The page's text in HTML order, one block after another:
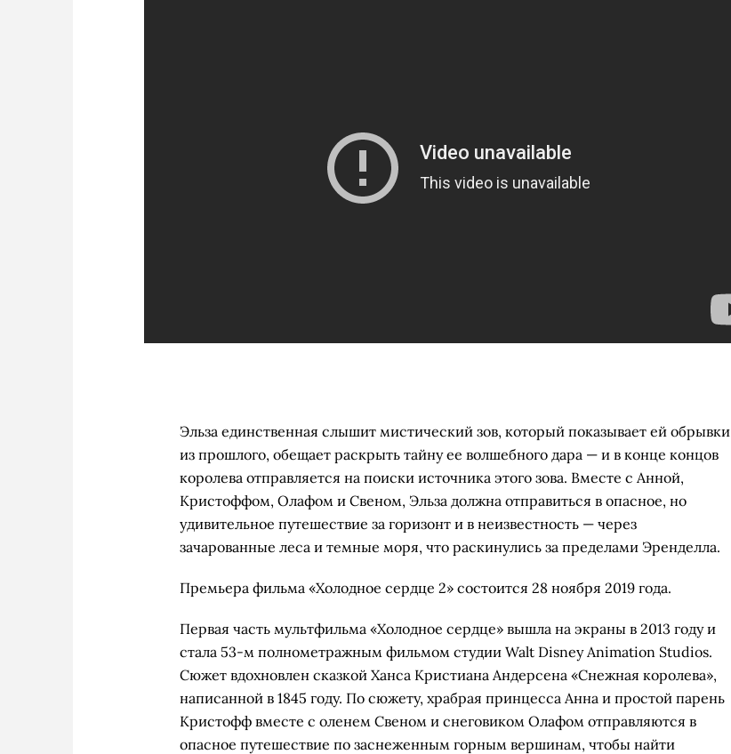
Эльза единственная слышит мистический зов, который показывает ей обрывки
из прошлого, обещает раскрыть тайну ее волшебного дара — и в конце концов
королева отправляется на поиски источника этого зова. Вместе с Анной,
Кристоффом, Олафом и Свеном, Эльза должна отправиться в опасное, но
удивительное путешествие за горизонт и в неизвестность — через
зачарованные леса и темные моря, что раскинулись за пределами Эренделла.
Премьера фильма «Холодное сердце 2» состоится 28 ноября 2019 года.
Первая часть мультфильма «Холодное сердце» вышла на экраны в 2013 году и
стала 53-м полнометражным фильмом студии Walt Disney Animation Studios.
Сюжет вдохновлен сказкой Ханса Кристиана Андерсена «Снежная королева»,
написанной в 1845 году. По сюжету, храбрая принцесса Анна и простой парень
Кристофф вместе с оленем Свеном и снеговиком Олафом отправляются в
опасное путешествие по заснеженным горным вершинам, чтобы найти